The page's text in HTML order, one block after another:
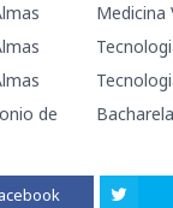
Medicina
de